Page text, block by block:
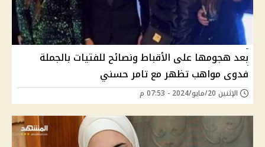
بعد هجومها على الأقباط ونصائح للفتيات بالجملة
فدوى مواهب تظهر مع تامر حسني
الإثنين 20/مايو/2024 - 07:53 م